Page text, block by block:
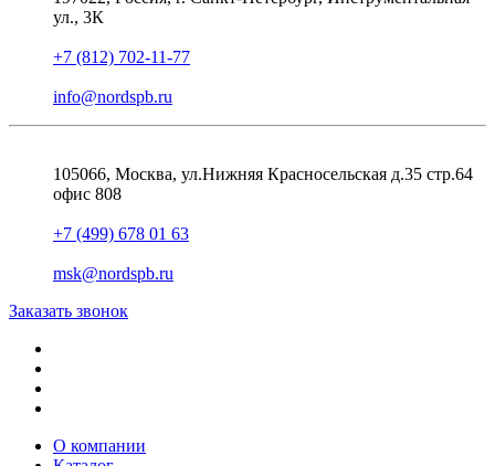
ул., 3К
+7 (812) 702-11-77
info@nordspb.ru
105066, Москва, ул.Нижняя Красносельская д.35 стр.64
офис 808
+7 (499) 678 01 63
msk@nordspb.ru
Заказать звонок
О компании